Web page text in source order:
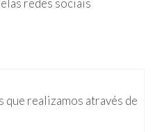
redes sociais
realizamos através de